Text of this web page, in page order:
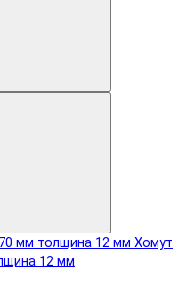
Хомут
12 мм